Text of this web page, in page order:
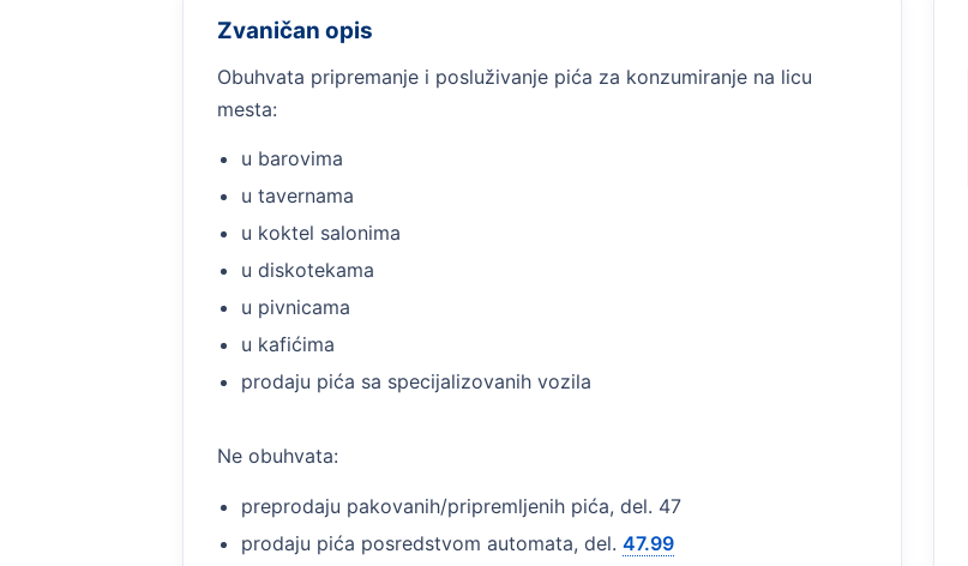
Zvaničan opis
Obuhvata pripremanje i posluživanje pića za konzumiranje na licu
mesta:
u barovima
u tavernama
u koktel salonima
u diskotekama
u pivnicama
u kafićima
prodaju pića sa specijalizovanih vozila
Ne obuhvata:
preprodaju pakovanih/pripremljenih pića, del. 47
prodaju pića posredstvom automata, del. 47.99